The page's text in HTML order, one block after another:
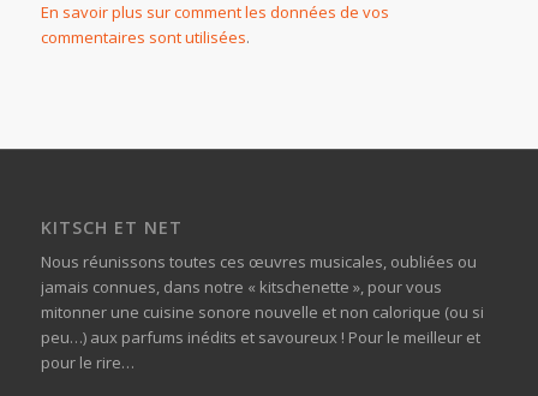
En savoir plus sur comment les données de vos
commentaires sont utilisées.
KITSCH ET NET
Nous réunissons toutes ces œuvres musicales, oubliées ou
jamais connues, dans notre « kitschenette », pour vous
mitonner une cuisine sonore nouvelle et non calorique (ou si
peu…) aux parfums inédits et savoureux ! Pour le meilleur et
pour le rire…